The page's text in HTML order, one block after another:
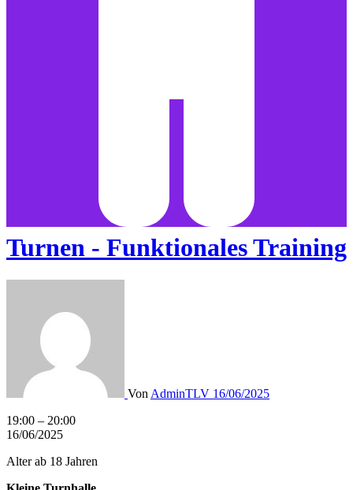
Turnen - Funktionales Training
Von AdminTLV 16/06/2025
Turnen
-
Training
19:00 – 20:00
16/06/2025
Alter ab 18 Jahren